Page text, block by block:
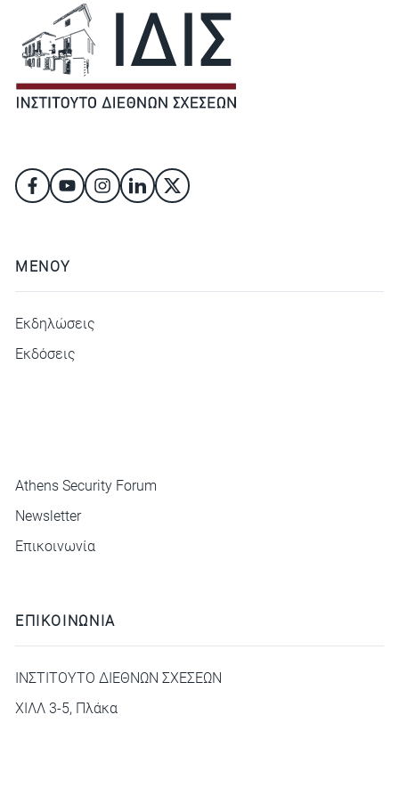
ΜΕΝΟΥ
Εκδηλώσεις
Εκδόσεις
Athens Security Forum
Newsletter
Επικοινωνία
ΕΠΙΚΟΙΝΩΝΙΑ
ΙΝΣΤΙΤΟΥΤΟ ΔΙΕΘΝΩΝ ΣΧΕΣΕΩΝ
ΧΙΛΛ 3-5, Πλάκα